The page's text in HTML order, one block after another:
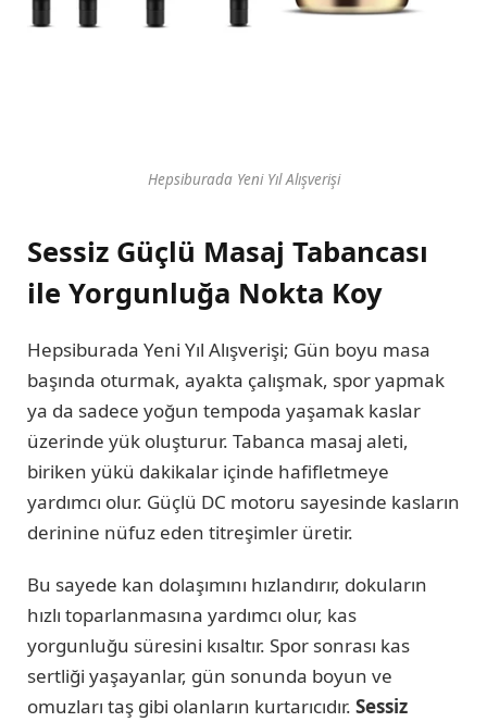
Hepsiburada Yeni Yıl Alışverişi
Sessiz Güçlü Masaj Tabancası
ile Yorgunluğa Nokta Koy
Hepsiburada Yeni Yıl Alışverişi; Gün boyu masa
başında oturmak, ayakta çalışmak, spor yapmak
ya da sadece yoğun tempoda yaşamak kaslar
üzerinde yük oluşturur. Tabanca masaj aleti,
biriken yükü dakikalar içinde hafifletmeye
yardımcı olur. Güçlü DC motoru sayesinde kasların
derinine nüfuz eden titreşimler üretir.
Bu sayede kan dolaşımını hızlandırır, dokuların
hızlı toparlanmasına yardımcı olur, kas
yorgunluğu süresini kısaltır. Spor sonrası kas
sertliği yaşayanlar, gün sonunda boyun ve
omuzları taş gibi olanların kurtarıcıdır. Sessiz